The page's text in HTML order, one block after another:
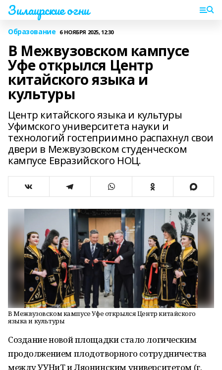
Зилаирские огни
Образование 6 НОЯБРЯ 2025, 12:30
В Межвузовском кампусе
Уфе открылся Центр
китайского языка и
культуры
Центр китайского языка и культуры
Уфимского университета науки и
технологий гостеприимно распахнул свои
двери в Межвузовском студенческом
кампусе Евразийского НОЦ.
В Межвузовском кампусе Уфе открылся Центр китайского
языка и культуры
Создание новой площадки стало логическим
продолжением плодотворного сотрудничества
между УУНиТ и Ляонинским университетом (г.